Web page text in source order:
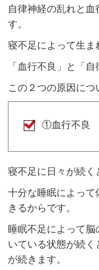
自律神経の乱れと血
す。
寝不足によって生ま
「血行不良」と「
この２つの原因につ
①血行不良
寝不足に日々が続く
十分な睡眠によっ
きるからです。
睡眠不足によって
いている状態が続
が続きます。